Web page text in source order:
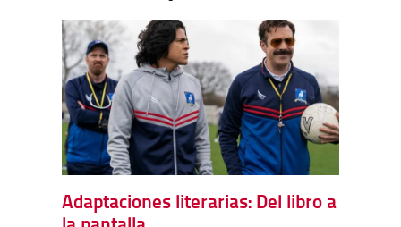
Adaptaciones literarias: Del libro a